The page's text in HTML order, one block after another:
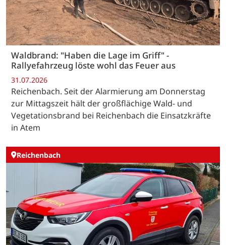
Waldbrand: "Haben die Lage im Griff" -
Rallyefahrzeug löste wohl das Feuer aus
31.07.2026
Reichenbach. Seit der Alarmierung am Donnerstag
zur Mittagszeit hält der großflächige Wald- und
Vegetationsbrand bei Reichenbach die Einsatzkräfte
in Atem
Reichenbach